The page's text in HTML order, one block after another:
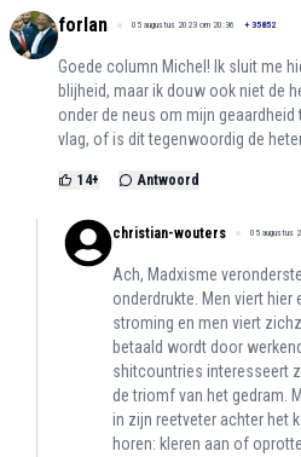
forlan 05 augustus 2023 om 20:36 + 35852
Goede column Michel! Ik sluit me
blijheid, maar ik douw ook niet de
onder de neus om mijn
vlag, of is dit tegenwoordig de
14+ Antwoord
christian-wouters 05 augustus
Ach, Madxisme
onderdrukte. Men viert
stroming en men viert
betaald wordt door
shitcountries interesseert
de triomf van het gedram.
in zijn reetveter achter het
horen: kleren aan of